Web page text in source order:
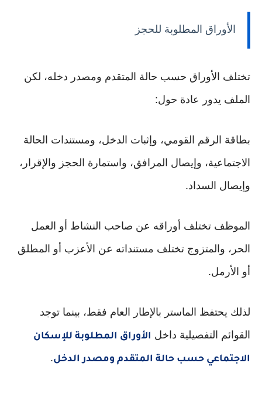
الأوراق المطلوبة للحجز
تختلف الأوراق حسب حالة المتقدم ومصدر دخله، لكن
الملف يدور عادة حول:
بطاقة الرقم القومي، وإثبات الدخل، ومستندات الحالة
الاجتماعية، وإيصال المرافق، واستمارة الحجز والإقرار،
وإيصال السداد.
الموظف تختلف أوراقه عن صاحب النشاط أو العمل
الحر، والمتزوج تختلف مستنداته عن الأعزب أو المطلق
أو الأرمل.
لذلك يحتفظ الماستر بالإطار العام فقط، بينما توجد
القوائم التفصيلية داخل الأوراق المطلوبة للإسكان
الاجتماعي حسب حالة المتقدم ومصدر الدخل.